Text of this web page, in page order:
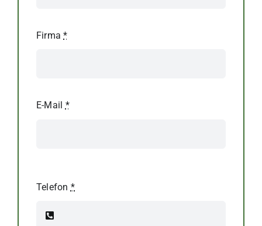
Firma*
E-Mail *
Telefon *